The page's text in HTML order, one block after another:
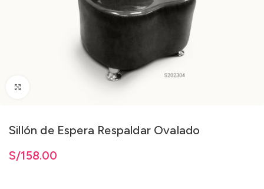
Sillón de Espera Respaldar Ovalado
S/158.00